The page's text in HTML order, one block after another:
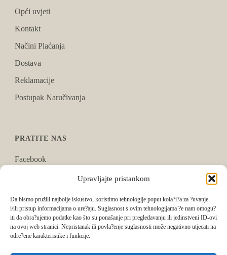
Upravljajte pristankom
Da bismo pružili najbolje iskustvo, koristimo tehnologije poput kola?i?a za ?uvanje
i/ili pristup informacijama o ure?aju. Suglasnost s ovim tehnologijama ?e nam omogu?
iti da obra?ujemo podatke kao što su ponašanje pri pregledavanju ili jedinstveni ID-ovi
na ovoj web stranici. Nepristanak ili povla?enje suglasnosti može negativno utjecati na
odre?ene karakteristike i funkcije.
Opći uvjeti
Kontakt
Načini Plaćanja
Dostava
Reklamacije
Postupak Naručivanja
PRATITE NAS
Facebook